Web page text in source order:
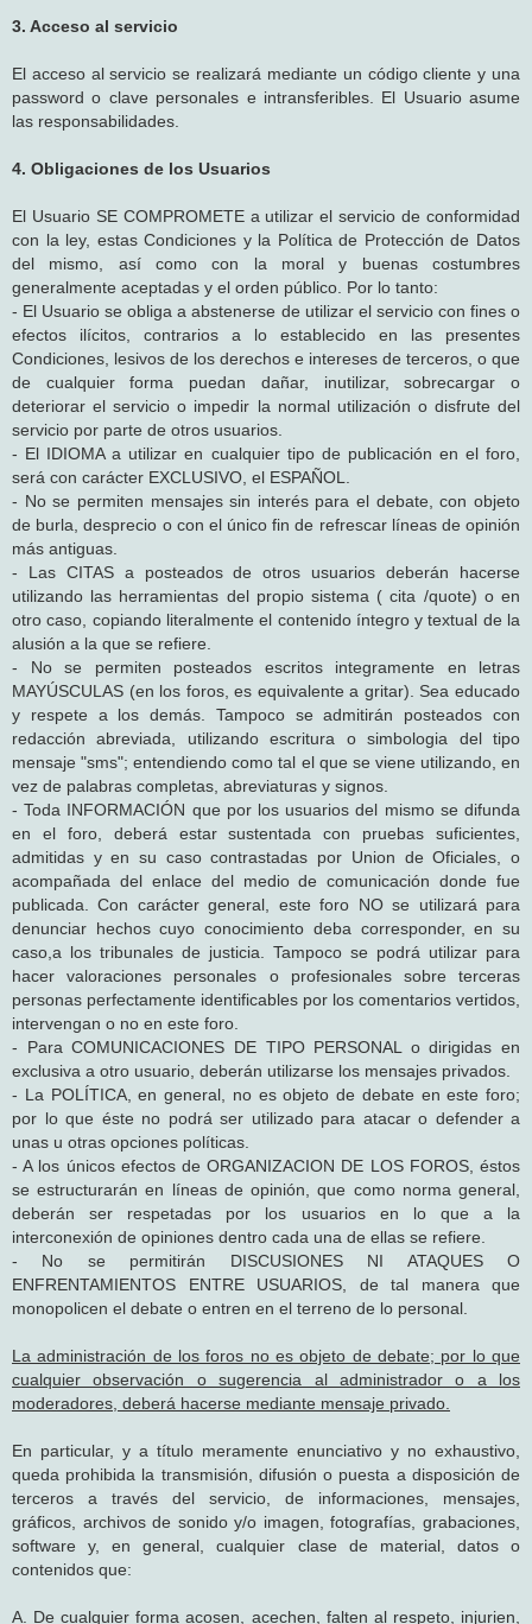
3. Acceso al servicio
El acceso al servicio se realizará mediante un código cliente y una
password o clave personales e intransferibles. El Usuario asume
las responsabilidades.
4. Obligaciones de los Usuarios
El Usuario SE COMPROMETE a utilizar el servicio de conformidad
con la ley, estas Condiciones y la Política de Protección de Datos
del mismo, así como con la moral y buenas costumbres
generalmente aceptadas y el orden público. Por lo tanto:
- El Usuario se obliga a abstenerse de utilizar el servicio con fines o
efectos ilícitos, contrarios a lo establecido en las presentes
Condiciones, lesivos de los derechos e intereses de terceros, o que
de cualquier forma puedan dañar, inutilizar, sobrecargar o
deteriorar el servicio o impedir la normal utilización o disfrute del
servicio por parte de otros usuarios.
- El IDIOMA a utilizar en cualquier tipo de publicación en el foro,
será con carácter EXCLUSIVO, el ESPAÑOL.
- No se permiten mensajes sin interés para el debate, con objeto
de burla, desprecio o con el único fin de refrescar líneas de opinión
más antiguas.
- Las CITAS a posteados de otros usuarios deberán hacerse
utilizando las herramientas del propio sistema ( cita /quote) o en
otro caso, copiando literalmente el contenido íntegro y textual de la
alusión a la que se refiere.
- No se permiten posteados escritos integramente en letras
MAYÚSCULAS (en los foros, es equivalente a gritar). Sea educado
y respete a los demás. Tampoco se admitirán posteados con
redacción abreviada, utilizando escritura o simbologia del tipo
mensaje "sms"; entendiendo como tal el que se viene utilizando, en
vez de palabras completas, abreviaturas y signos.
- Toda INFORMACIÓN que por los usuarios del mismo se difunda
en el foro, deberá estar sustentada con pruebas suficientes,
admitidas y en su caso contrastadas por Union de Oficiales, o
acompañada del enlace del medio de comunicación donde fue
publicada. Con carácter general, este foro NO se utilizará para
denunciar hechos cuyo conocimiento deba corresponder, en su
caso,a los tribunales de justicia. Tampoco se podrá utilizar para
hacer valoraciones personales o profesionales sobre terceras
personas perfectamente identificables por los comentarios vertidos,
intervengan o no en este foro.
- Para COMUNICACIONES DE TIPO PERSONAL o dirigidas en
exclusiva a otro usuario, deberán utilizarse los mensajes privados.
- La POLÍTICA, en general, no es objeto de debate en este foro;
por lo que éste no podrá ser utilizado para atacar o defender a
unas u otras opciones políticas.
- A los únicos efectos de ORGANIZACION DE LOS FOROS, éstos
se estructurarán en líneas de opinión, que como norma general,
deberán ser respetadas por los usuarios en lo que a la
interconexión de opiniones dentro cada una de ellas se refiere.
- No se permitirán DISCUSIONES NI ATAQUES O
ENFRENTAMIENTOS ENTRE USUARIOS, de tal manera que
monopolicen el debate o entren en el terreno de lo personal.
La administración de los foros no es objeto de debate; por lo que
cualquier observación o sugerencia al administrador o a los
moderadores, deberá hacerse mediante mensaje privado.
En particular, y a título meramente enunciativo y no exhaustivo,
queda prohibida la transmisión, difusión o puesta a disposición de
terceros a través del servicio, de informaciones, mensajes,
gráficos, archivos de sonido y/o imagen, fotografías, grabaciones,
software y, en general, cualquier clase de material, datos o
contenidos que:
A. De cualquier forma acosen, acechen, falten al respeto, injurien,